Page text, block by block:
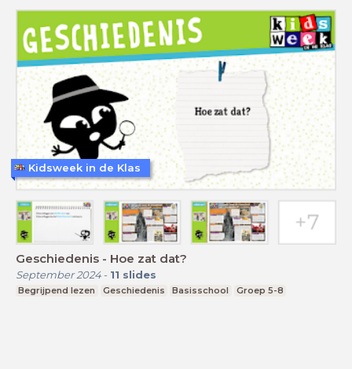
Geschiedenis - Hoe zat dat?
September 2024- 11 slides
Begrijpend lezen Geschiedenis Basisschool Groep 5-8
Kidsweek in de Klas